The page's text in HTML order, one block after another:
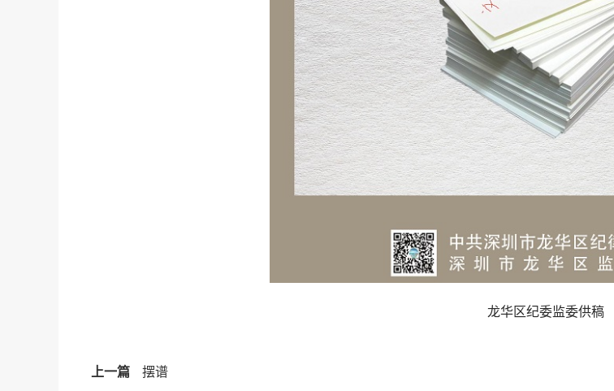
龙华区纪委监委供稿
上一篇 摆谱